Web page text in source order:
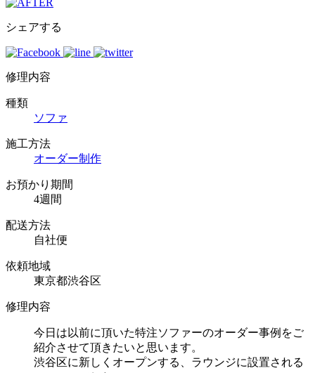
シェアする
修理内容
種類
ソファ
施工方法
オーダー制作
お預かり期間
4週間
配送方法
自社便
依頼地域
東京都渋谷区
修理内容
今日は以前に頂いた特注ソファーのオーダー事例をご
紹介させて頂きたいと思います。
渋谷区に新しくオープンする、ラウンジに設置される